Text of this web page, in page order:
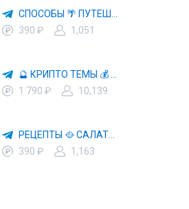
390 ₽
1,051
1 790 ₽
10,139
390 ₽
1,163